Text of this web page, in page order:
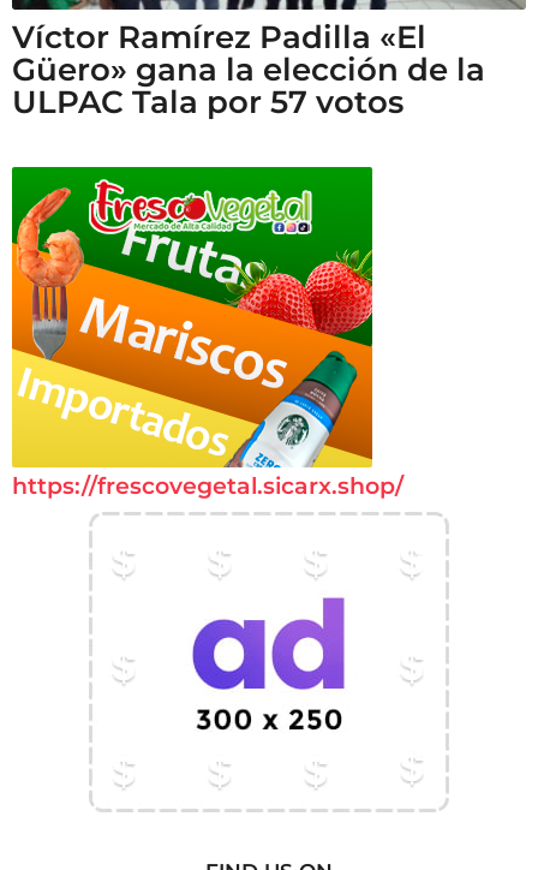
Víctor Ramírez Padilla «El
Güero» gana la elección de la
ULPAC Tala por 57 votos
https://frescovegetal.sicarx.shop/